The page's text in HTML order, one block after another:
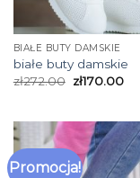
BIAŁE BUTY DAMSKIE
białe buty damskie
zł272.00 zł170.00
Promocja!